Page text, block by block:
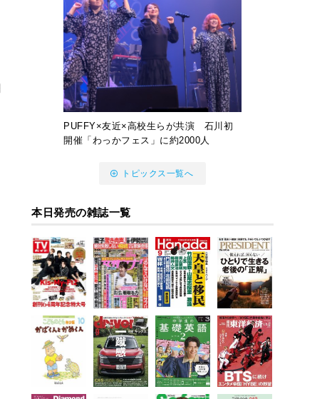
PUFFY×友近×高校生らが共演 石川初
開催「わっかフェス」に約2000人
トピックス一覧へ
本日発売の雑誌一覧